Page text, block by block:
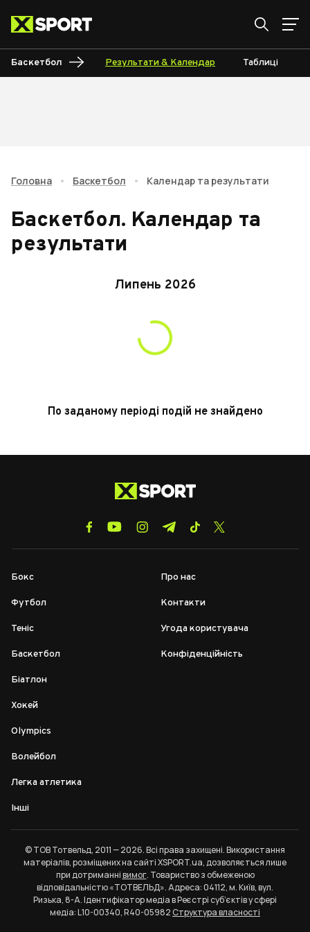
Баскетбол Результати & Календар Таблиці
Головна • Баскетбол • Календар та результати
Баскетбол. Календар та
результати
Липень 2026
По заданому періоді подій не знайдено
Бокс
Футбол
Теніс
Баскетбол
Біатлон
Хокей
Olympics
Волейбол
Легка атлетика
Інші
Про нас
Контакти
Угода користувача
Конфіденційність
© ТОВ Тотвельд, 2011 — 2026. Всі права захищені. Використання
матеріалів, розміщених на сайті XSPORT.ua, дозволяється лише
при дотриманнівимог. Товариство з обмеженою
відповідальністю «ТОТВЕЛЬД». Адреса: 04112, м. Київ, вул.
Ризька, 8-А. Ідентифікатор медіа в Реєстрі суб’єктів у сфері
медіа: L10-00340, R40-05982Структура власності